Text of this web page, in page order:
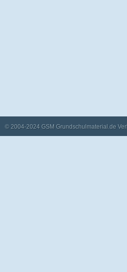
© 2004-2024 GSM Grundschulmaterial.de